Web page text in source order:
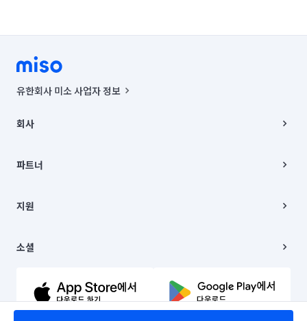
유한회사 미소 사업자 정보
00019 |
주소 | 본사: 서울특별시 종로구 율곡로 6(중학동, 트윈트리빌딩) B동 5층
컨택센터 : 서울특별시 종로구 수송동 율곡로 24, 7층, 8층 미소
상품, 상품정보, 거래에 관한 의무와 책임은 거래당사자에게 있습니다.
언론 보도 관련 문의:
© 유한회사 미소. Miso, Inc. All Rights Reserved.
회사
채용
파트너
이사
지원
이용약관
문의하기
소셜
유튜브